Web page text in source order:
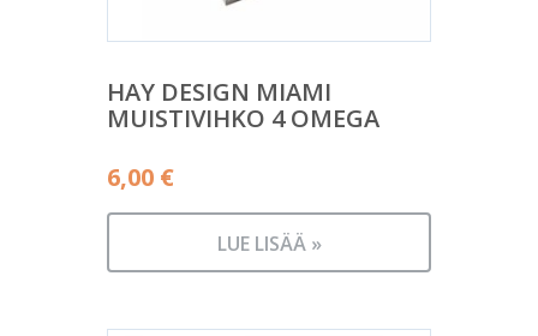
HAY DESIGN MIAMI
MUISTIVIHKO 4 OMEGA
6,00 €
LUE LISÄÄ »